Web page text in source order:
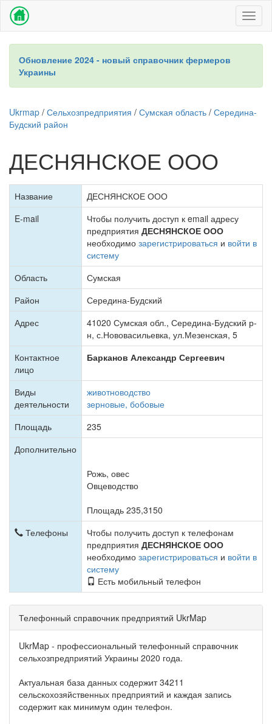
Обновление 2024 - новый справочник фермеров
Украины
Ukrmap / Сельхозпредприятия / Сумская область / Середина-
Будский район
ДЕСНЯНСКОЕ ООО
Название
ДЕСНЯНСКОЕ ООО
E-mail
Чтобы получить доступ к email адресу
предприятия ДЕСНЯНСКОЕ ООО
необходимо зарегистрироваться и войти в
систему
Область
Сумская
Район
Середина-Будский
Адрес
41020 Сумская обл., Середина-Будский р-
н, с.Нововасильевка, ул.Мезенская, 5
Контактное
лицо
Барканов Александр Сергеевич
Виды
деятельности
животноводство
зерновые, бобовые
Площадь
235
Дополнительно
Рожь, овес
Овцеводство
Площадь 235,3150
Телефоны
Чтобы получить доступ к телефонам
предприятия ДЕСНЯНСКОЕ ООО
необходимо зарегистрироваться и войти в
систему
Есть мобильный телефон
Телефонный справочник предприятий UkrMap
UkrMap - профессиональный телефонный справочник
сельхозпредприятий Украины 2020 года.
Актуальная база данных содержит 34211
сельскохозяйственных предприятий и каждая запись
содержит как минимум один телефон.